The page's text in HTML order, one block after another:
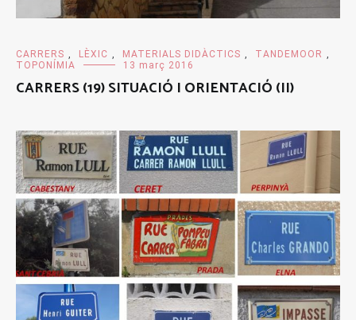
CARRERS LÈXIC MATERIALS DIDÀCTICS TANDEMOOR
TOPONÍMIA
13 març 2016
CARRERS (19) SITUACIÓ I ORIENTACIÓ (II)